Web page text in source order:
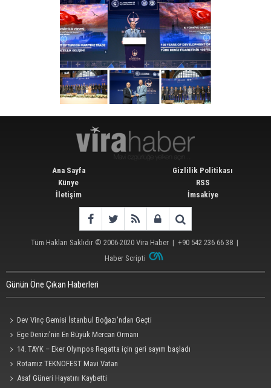
Ana Sayfa
Künye
İletişim
Gizlilik Politikası
RSS
İmsakiye
Tüm Hakları Saklıdır © 2006-2020 Vira Haber | +90 542 236 66 38 |
Haber Scripti
Günün Öne Çıkan Haberleri
Dev Vinç Gemisi İstanbul Boğazı'ndan Geçti
Ege Denizi’nin En Büyük Mercan Ormanı
14. TAYK – Eker Olympos Regatta için geri sayım başladı
Rotamız TEKNOFEST Mavi Vatan
Asaf Güneri Hayatını Kaybetti